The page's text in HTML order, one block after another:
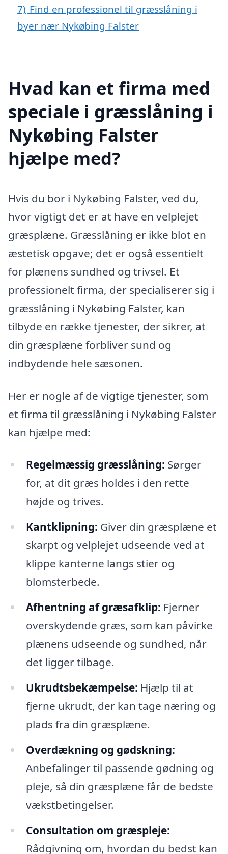
7) Find en professionel til græsslåning i
byer nær Nykøbing Falster
Hvad kan et firma med
speciale i græsslåning i
Nykøbing Falster
hjælpe med?
Hvis du bor i Nykøbing Falster, ved du,
hvor vigtigt det er at have en velplejet
græsplæne. Græsslåning er ikke blot en
æstetisk opgave; det er også essentielt
for plænens sundhed og trivsel. Et
professionelt firma, der specialiserer sig i
græsslåning i Nykøbing Falster, kan
tilbyde en række tjenester, der sikrer, at
din græsplæne forbliver sund og
indbydende hele sæsonen.
Her er nogle af de vigtige tjenester, som
et firma til græsslåning i Nykøbing Falster
kan hjælpe med:
Regelmæssig græsslåning: Sørger
for, at dit græs holdes i den rette
højde og trives.
Kantklipning: Giver din græsplæne et
skarpt og velplejet udseende ved at
klippe kanterne langs stier og
blomsterbede.
Afhentning af græsafklip: Fjerner
overskydende græs, som kan påvirke
plænens udseende og sundhed, når
det ligger tilbage.
Ukrudtsbekæmpelse: Hjælp til at
fjerne ukrudt, der kan tage næring og
plads fra din græsplæne.
Overdækning og gødskning:
Anbefalinger til passende gødning og
pleje, så din græsplæne får de bedste
vækstbetingelser.
Consultation om græspleje:
Rådgivning om, hvordan du bedst kan